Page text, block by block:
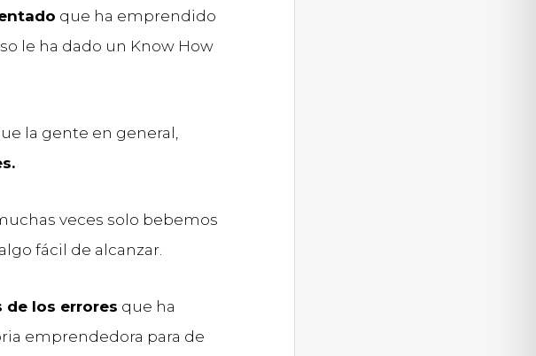
que ha emprendido
le ha dado un Know How
la gente en general,
veces solo bebemos
fácil de alcanzar.
de los errores que ha
emprendedora para de